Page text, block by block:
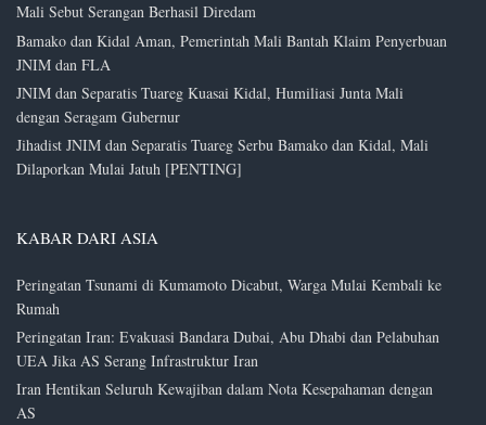
Mali Sebut Serangan Berhasil Diredam
Bamako dan Kidal Aman, Pemerintah Mali Bantah Klaim Penyerbuan
JNIM dan FLA
JNIM dan Separatis Tuareg Kuasai Kidal, Humiliasi Junta Mali
dengan Seragam Gubernur
Jihadist JNIM dan Separatis Tuareg Serbu Bamako dan Kidal, Mali
Dilaporkan Mulai Jatuh [PENTING]
KABAR DARI ASIA
Peringatan Tsunami di Kumamoto Dicabut, Warga Mulai Kembali ke
Rumah
Peringatan Iran: Evakuasi Bandara Dubai, Abu Dhabi dan Pelabuhan
UEA Jika AS Serang Infrastruktur Iran
Iran Hentikan Seluruh Kewajiban dalam Nota Kesepahaman dengan
AS